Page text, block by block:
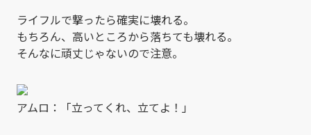
ライフルで撃ったら確実に壊れる。
もちろん、高いところから落ちても壊れる。
そんなに頑丈じゃないので注意。
アムロ：「立ってくれ、立てよ！」